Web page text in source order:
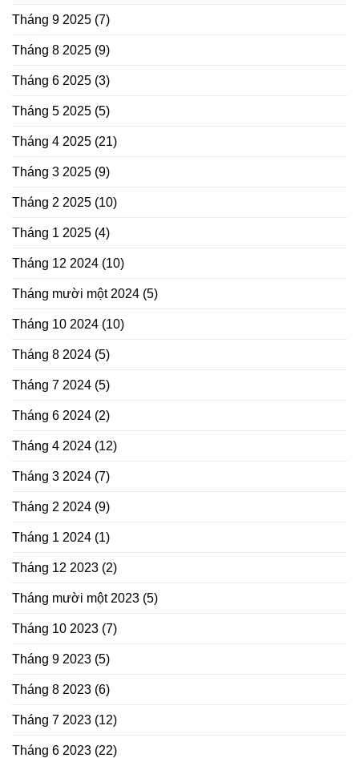
Tháng 9 2025 (7)
Tháng 8 2025 (9)
Tháng 6 2025 (3)
Tháng 5 2025 (5)
Tháng 4 2025 (21)
Tháng 3 2025 (9)
Tháng 2 2025 (10)
Tháng 1 2025 (4)
Tháng 12 2024 (10)
Tháng mười một 2024 (5)
Tháng 10 2024 (10)
Tháng 8 2024 (5)
Tháng 7 2024 (5)
Tháng 6 2024 (2)
Tháng 4 2024 (12)
Tháng 3 2024 (7)
Tháng 2 2024 (9)
Tháng 1 2024 (1)
Tháng 12 2023 (2)
Tháng mười một 2023 (5)
Tháng 10 2023 (7)
Tháng 9 2023 (5)
Tháng 8 2023 (6)
Tháng 7 2023 (12)
Tháng 6 2023 (22)